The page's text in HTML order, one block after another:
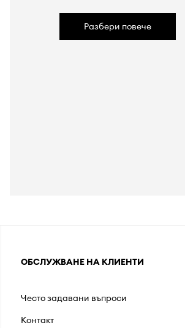
Разбери повече
ОБСЛУЖВАНЕ НА КЛИЕНТИ
Често задавани въпроси
Контакт